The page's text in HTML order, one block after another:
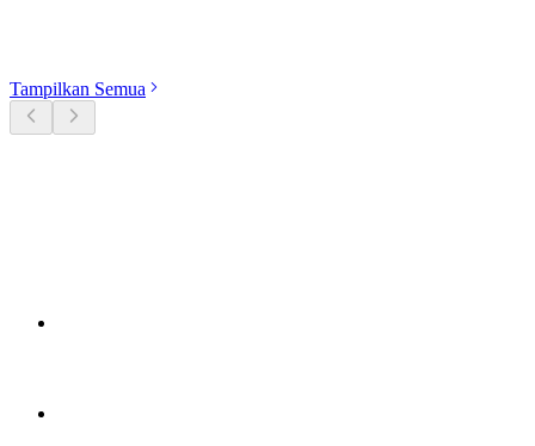
Tampilkan Semua